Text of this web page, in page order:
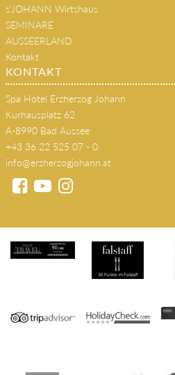
Restaurant
s'JOHANN Wirtshaus
SEMINARE
AUSSEERLAND
Kontakt
KONTAKT
Spa Hotel Erzherzog Johann
Kurhausplatz 62
A-8990 Bad Aussee
+43 36 22 525 07 - 0
info@erzherzogjohann.at